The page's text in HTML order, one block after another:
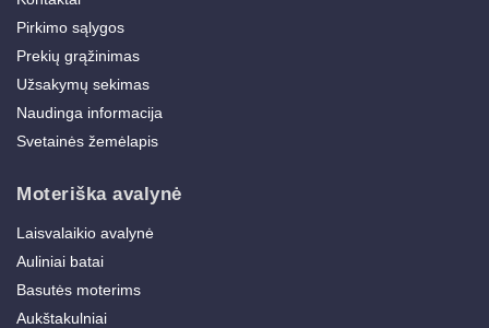
Pirkimo sąlygos
Prekių grąžinimas
Užsakymų sekimas
Naudinga informacija
Svetainės žemėlapis
Moteriška avalynė
Laisvalaikio avalynė
Auliniai batai
Basutės moterims
Aukštakulniai